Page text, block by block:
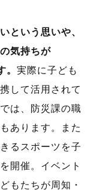
という思いや、
気持ちが
。実際に子ども
して活用されて
は、防災課の職
あります。また
るスポーツを子
開催。イベント
もたちが周知・